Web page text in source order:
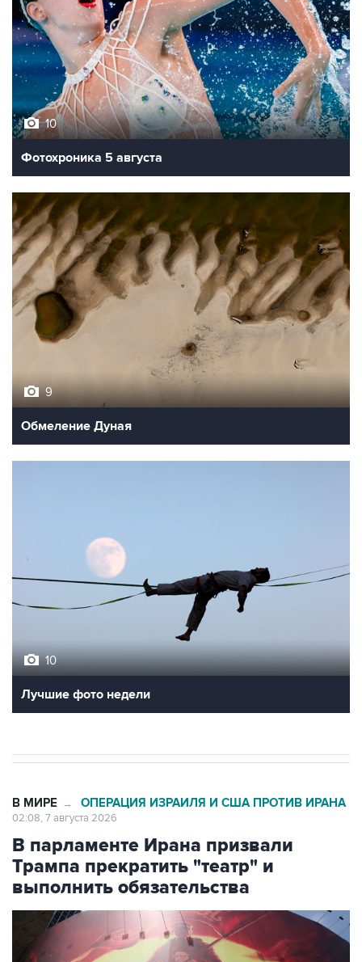
10
Фотохроника 5 августа
9
Обмеление Дуная
10
Лучшие фото недели
В МИРЕ → ОПЕРАЦИЯ ИЗРАИЛЯ И США ПРОТИВ ИРАНА
02:08, 7 августа 2026
В парламенте Ирана призвали
Трампа прекратить "театр" и
выполнить обязательства